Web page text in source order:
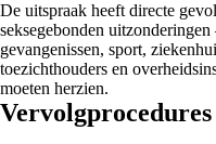
De uitspraak heeft directe
seksegebonden
gevangenissen, sport,
toezichthouders en
moeten herzien.
Vervolgprocedures